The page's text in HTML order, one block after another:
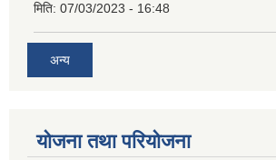
मिति: 07/03/2023 - 16:48
अन्य
योजना तथा परियोजना